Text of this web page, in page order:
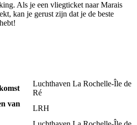
Als je een vliegticket naar Marais
kan je gerust zijn dat je de beste
Luchthaven La Rochelle-Île de
Ré
van
LRH